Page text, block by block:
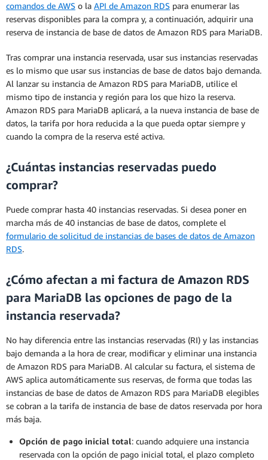
comandos de AWS o la API de Amazon RDS para enumerar las
reservas disponibles para la compra y, a continuación, adquirir una
reserva de instancia de base de datos de Amazon RDS para MariaDB.
Tras comprar una instancia reservada, usar sus instancias reservadas
es lo mismo que usar sus instancias de base de datos bajo demanda.
Al lanzar su instancia de Amazon RDS para MariaDB, utilice el
mismo tipo de instancia y región para los que hizo la reserva.
Amazon RDS para MariaDB aplicará, a la nueva instancia de base de
datos, la tarifa por hora reducida a la que pueda optar siempre y
cuando la compra de la reserva esté activa.
¿Cuántas instancias reservadas puedo
comprar?
Puede comprar hasta 40 instancias reservadas. Si desea poner en
marcha más de 40 instancias de base de datos, complete el
formulario de solicitud de instancias de bases de datos de Amazon
RDS.
¿Cómo afectan a mi factura de Amazon RDS
para MariaDB las opciones de pago de la
instancia reservada?
No hay diferencia entre las instancias reservadas (RI) y las instancias
bajo demanda a la hora de crear, modificar y eliminar una instancia
de Amazon RDS para MariaDB. Al calcular su factura, el sistema de
AWS aplica automáticamente sus reservas, de forma que todas las
instancias de base de datos de Amazon RDS para MariaDB elegibles
se cobran a la tarifa de instancia de base de datos reservada por hora
más baja.
Opción de pago inicial total: cuando adquiere una instancia
reservada con la opción de pago inicial total, el plazo completo